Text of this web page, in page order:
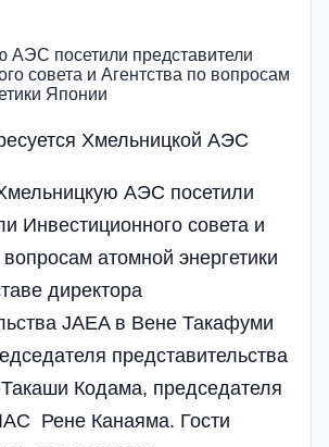
Хмельницкой АЭС
АЭС посетили
Инвестиционного совета и
атомной энергетики
директора
JAEA в Вене Такафуми
представительства
Кодама, председателя
Рене Канаяма. Гости